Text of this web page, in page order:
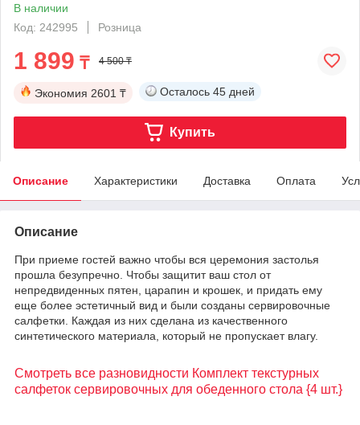
В наличии
Код: 242995
Розница
1 899 ₸ 4 500 ₸
Экономия 2601 ₸ Осталось 45 дней
Купить
Описание Характеристики Доставка Оплата
Описание
При приеме гостей важно чтобы вся церемония застолья
прошла безупречно. Чтобы защитит ваш стол от
непредвиденных пятен, царапин и крошек, и придать ему
еще более эстетичный вид и были созданы сервировочные
салфетки. Каждая из них сделана из качественного
синтетического материала, который не пропускает влагу.
Смотреть все разновидности Комплект текстурных
салфеток сервировочных для обеденного стола {4 шт.}